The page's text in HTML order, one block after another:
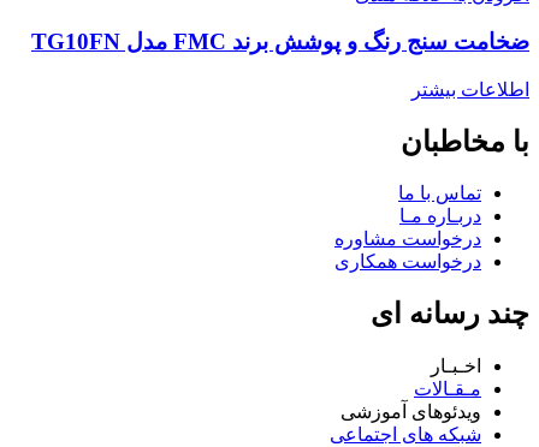
ضخامت سنج رنگ و پوشش برند FMC مدل TG10FN
اطلاعات بیشتر
با مخاطبان
تماس با ما
دربـاره مـا
درخواست مشاوره
درخواست همکاری
چند رسانه ای
اخـبـار
مـقـالات
ویدئوهای آموزشی
شبکه های اجتماعی